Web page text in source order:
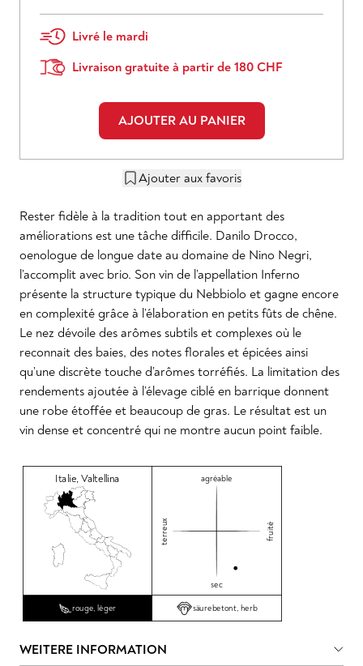
Livré le mardi
Livraison gratuite à partir de 180 CHF
AJOUTER AU PANIER
Ajouter aux favoris
Rester fidèle à la tradition tout en apportant des
améliorations est une tâche difficile. Danilo Drocco,
oenologue de longue date au domaine de Nino Negri,
l’accomplit avec brio. Son vin de l’appellation Inferno
présente la structure typique du Nebbiolo et gagne encore
en complexité grâce à l’élaboration en petits fûts de chêne.
Le nez dévoile des arômes subtils et complexes où le
reconnait des baies, des notes florales et épicées ainsi
qu’une discrète touche d’arômes torréfiés. La limitation des
rendements ajoutée à l’élevage ciblé en barrique donnent
une robe étoffée et beaucoup de gras. Le résultat est un
vin dense et concentré qui ne montre aucun point faible.
Italie,Valtellina agréable
terreux fruité
sec
rouge, léger säurebetont, herb
WEITERE INFORMATION